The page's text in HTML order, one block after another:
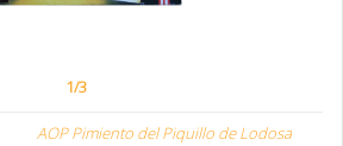
1/3
AOP Pimiento del Piquillo de Lodosa